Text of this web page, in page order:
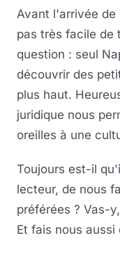
Avant l'arrivée de
pas très facile de
question : seul
découvrir des
plus haut.
juridique nous
oreilles à une
Toujours est-il
lecteur, de nous
préférées ? Vas-
Et fais nous